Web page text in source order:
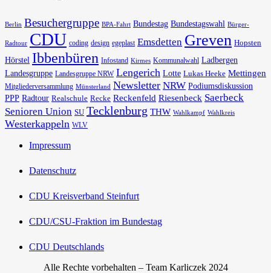
Berlin Besuchergruppe BPA-Fahrt Bundestag Bundestagswahl Bürger-
Radtour CDU coding design egeplast Emsdetten Greven Hopsten
Hörstel Ibbenbüren Infostand Kirmes Kommunalwahl Ladbergen
Landesgruppe Landesgruppe NRW Lengerich Lotte Lukas Heeke Mettingen
Mitgliederversammlung Münsterland Newsletter NRW Podiumsdiskussion
PPP Radtour Realschule Recke Reckenfeld Riesenbeck Saerbeck
Senioren Union SU Tecklenburg THW Wahlkampf Wahlkreis
Westerkappeln WLV
Impressum
Datenschutz
CDU Kreisverband Steinfurt
CDU/CSU-Fraktion im Bundestag
CDU Deutschlands
Alle Rechte vorbehalten – Team Karliczek 2024